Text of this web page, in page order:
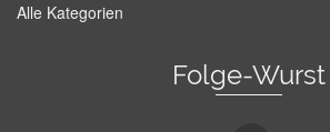
Alle Kategorien
Folge-Wurst